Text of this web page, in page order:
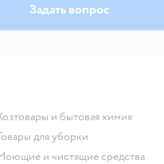
Задать вопрос
Хозтовары и бытовая химия
Товары для уборки
моющие и чистящие средства